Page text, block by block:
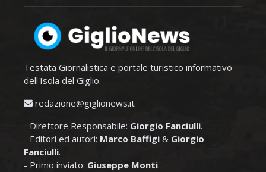
Testata Giornalistica e portale turistico informativo
dell'Isola del Giglio.
redazione@giglionews.it
- Direttore Responsabile: Giorgio Fanciulli.
- Editori ed autori: Marco Baffigi & Giorgio
Fanciulli.
- Primo inviato: Giuseppe Monti.